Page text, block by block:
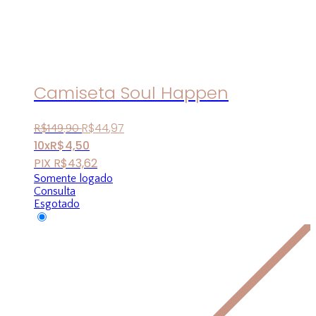
Camiseta Soul Happen
R$149,90 R$44,97
10xR$4,50
PIX R$43,62
Somente logado
Consulta
Esgotado